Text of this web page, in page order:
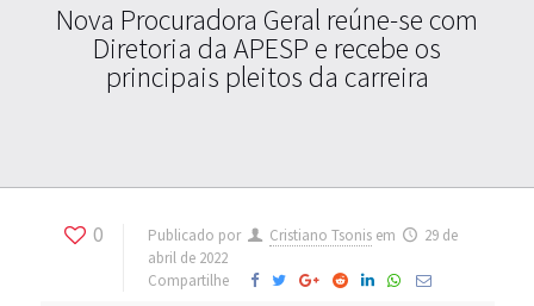
Nova Procuradora Geral reúne-se com
Diretoria da APESP e recebe os
principais pleitos da carreira
0 Publicado por Cristiano Tsonis em
29 de
abril de 2022
Compartilhe